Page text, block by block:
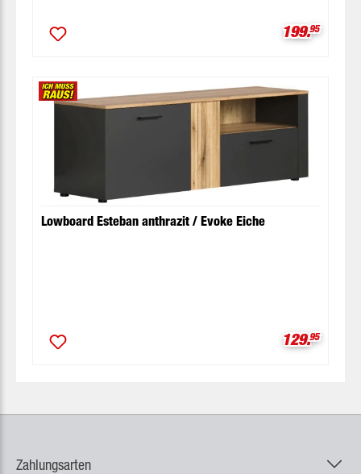
199.95
Lowboard Esteban anthrazit / Evoke Eiche
129.95
Zahlungsarten